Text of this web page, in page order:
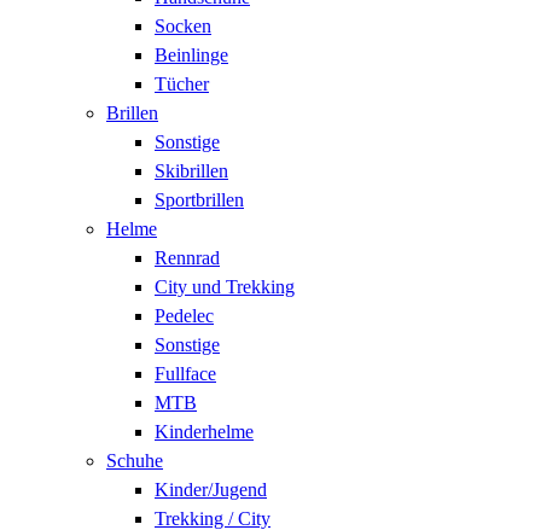
Socken
Beinlinge
Tücher
Brillen
Sonstige
Skibrillen
Sportbrillen
Helme
Rennrad
City und Trekking
Pedelec
Sonstige
Fullface
MTB
Kinderhelme
Schuhe
Kinder/Jugend
Trekking / City